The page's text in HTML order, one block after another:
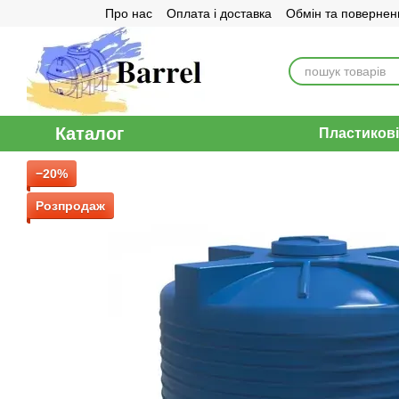
Перейти до основного контенту
Про нас Оплата і доставка
Обмін та
Договір публічної оферти
Каталог
−20%
Розпродаж